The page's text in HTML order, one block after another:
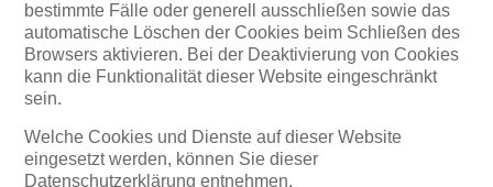
bestimmte Fälle oder generell ausschließen sowie das
automatische Löschen der Cookies beim Schließen des
Browsers aktivieren. Bei der Deaktivierung von Cookies
kann die Funktionalität dieser Website eingeschränkt
sein.
Welche Cookies und Dienste auf dieser Website
eingesetzt werden, können Sie dieser
Datenschutzerklärung entnehmen.